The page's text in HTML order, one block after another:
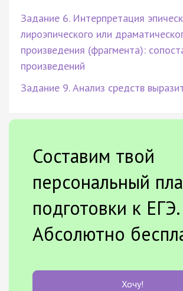
Задание 6. Интерпретация
лироэпического или
произведения (фрагмента):
произведений
Задание 9. Анализ средств
Составим твой
персональный
подготовки к ЕГЭ.
Абсолютно
Хочу!